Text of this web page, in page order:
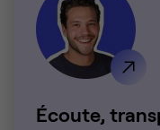
Écoute,